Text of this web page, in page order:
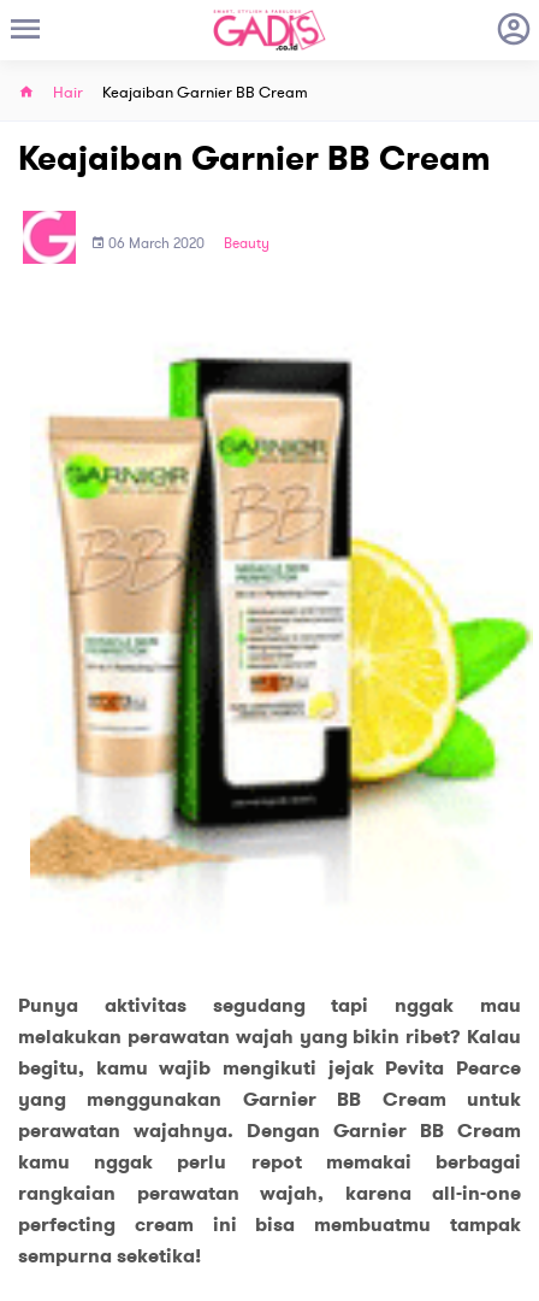
Hair Keajaiban Garnier BB Cream
Keajaiban Garnier BB Cream
06 March 2020 Beauty
Punya aktivitas segudang tapi nggak mau
melakukan perawatan wajah yang bikin ribet? Kalau
begitu, kamu wajib mengikuti jejak Pevita Pearce
yang menggunakan Garnier BB Cream untuk
perawatan wajahnya. Dengan Garnier BB Cream
kamu nggak perlu repot memakai berbagai
rangkaian perawatan wajah, karena all-in-one
perfecting cream ini bisa membuatmu tampak
sempurna seketika!